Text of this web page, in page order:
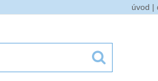
úvod |